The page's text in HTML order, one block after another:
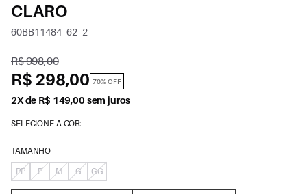
CLARO
60BB11484_62_2
R$ 998,00
R$ 298,00 70% OFF
2X de R$ 149,00 sem juros
SELECIONE A COR:
TAMANHO
PP
P M G GG